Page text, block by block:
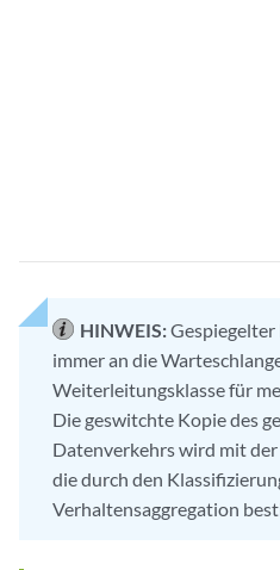
HINWEIS:
immer an die
Weiterleitungsklasse für
Die geswitchte Kopie des
Datenverkehrs wird mit
die durch den
Verhaltensaggregation